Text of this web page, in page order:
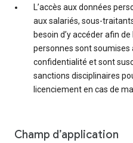
L’accès aux données
aux salariés, sous-
besoin d’y accéder afin
personnes sont soumises
confidentialité et sont
sanctions disciplinaires
licenciement en cas de
Champ d’application